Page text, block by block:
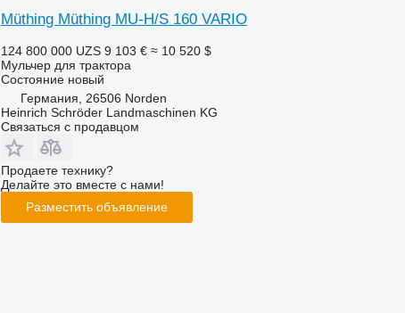
Müthing Müthing MU-H/S 160 VARIO
124 800 000 UZS 9 103 € ≈ 10 520 $
Мульчер для трактора
Состояниеновый
Германия, 26506 Norden
Heinrich Schröder Landmaschinen KG
Связаться с продавцом
Продаете технику?
Делайте это вместе с нами!
Разместить объявление